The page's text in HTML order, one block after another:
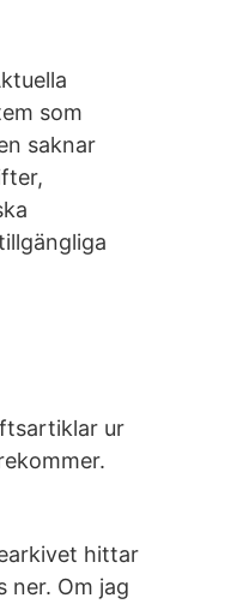
som
saknar
ur
hittar
ner. Om jag